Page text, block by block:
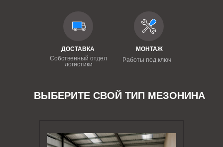
ДОСТАВКА
Собственный отдел
логистики
МОНТАЖ
Работы под ключ
ВЫБЕРИТЕ СВОЙ ТИП МЕЗОНИНА